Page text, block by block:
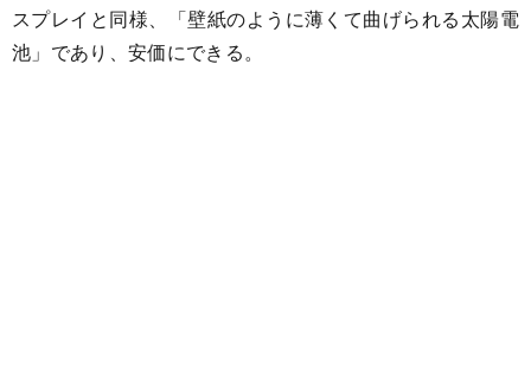
スプレイと同様、「壁紙のように薄くて曲げられる太陽電
池」であり、安価にできる。